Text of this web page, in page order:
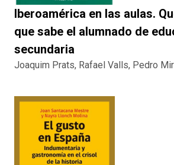
Iberoamérica en las aulas.
que sabe el alumnado de
secundaria
Joaquim Prats, Rafael Valls, Pedro